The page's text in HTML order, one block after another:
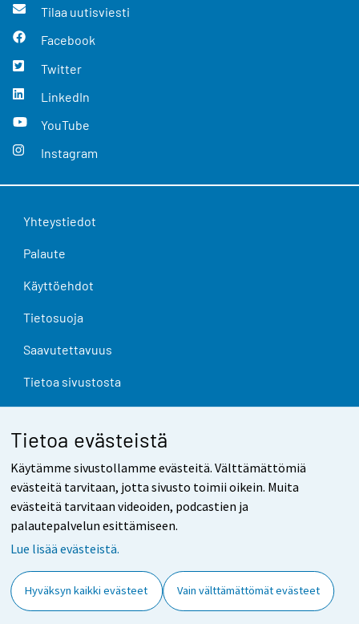
Tietoa evästeistä
Käytämme sivustollamme evästeitä. Välttämättömiä
evästeitä tarvitaan, jotta sivusto toimii oikein. Muita
evästeitä tarvitaan videoiden, podcastien ja
palautepalvelun esittämiseen.
Lue lisää evästeistä.
Hyväksyn kaikki evästeet Vain välttämättömät evästeet
Tilaa uutisviesti
Facebook
Twitter
LinkedIn
YouTube
Instagram
Yhteystiedot
Palaute
Käyttöehdot
Tietosuoja
Saavutettavuus
Tietoa sivustosta